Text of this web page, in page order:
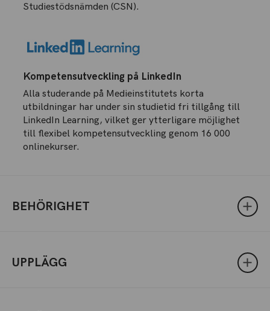
Studiestödsnämden (CSN).
Kompetensutveckling på LinkedIn
Alla studerande på Medieinstitutets korta
utbildningar har under sin studietid fri tillgång till
LinkedIn Learning, vilket ger ytterligare möjlighet
till flexibel kompetensutveckling genom 16 000
onlinekurser.
BEHÖRIGHET
UPPLÄGG